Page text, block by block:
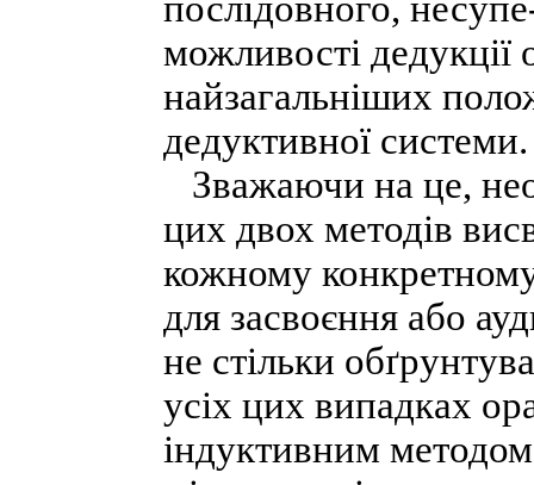
можливості
найзагальніших
дедуктивної системи.
Зважаючи на це,
цих двох методів
кожному
для засвоєння або
не стільки
усіх цих випадках
індуктивним